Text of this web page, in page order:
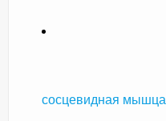
сосцевидная мышца